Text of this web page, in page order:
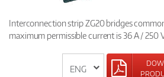
Interconnection strip ZG20 bridges
maximum permissible current is 36 A / 250